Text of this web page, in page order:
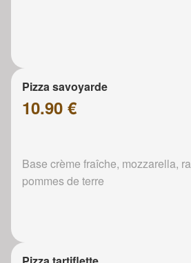
Pizza savoyarde
10.90 €
Base crème fraîche, mozzarella,
pommes de terre